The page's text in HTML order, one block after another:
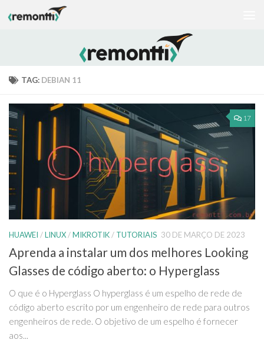
Skip to content
TAG: DEBIAN 11
17
HUAWEI /LINUX /MIKROTIK / TUTORIAIS 30 DE MARÇO DE 2023
Aprenda a instalar um dos melhores Looking
Glasses de código aberto: o Hyperglass
O que é o Hyperglass O hyperglass é um espelho de rede de
código aberto escrito por um engenheiro de rede para outros
engenheiros de rede. O objetivo de um espelho é fornecer
aos...